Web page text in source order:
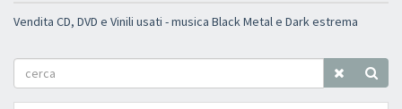
Vendita CD, DVD e Vinili usati - musica Black Metal e Dark estrema